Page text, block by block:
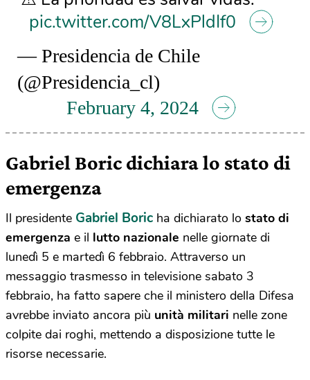
pic.twitter.com/V8LxPldIf0
— Presidencia de Chile
(@Presidencia_cl)
February 4, 2024
Gabriel Boric dichiara lo stato di
emergenza
Il presidente Gabriel Boric ha dichiarato lo stato di
emergenza e il lutto nazionale nelle giornate di
lunedì 5 e martedì 6 febbraio. Attraverso un
messaggio trasmesso in televisione sabato 3
febbraio, ha fatto sapere che il ministero della Difesa
avrebbe inviato ancora più unità militari nelle zone
colpite dai roghi, mettendo a disposizione tutte le
risorse necessarie.